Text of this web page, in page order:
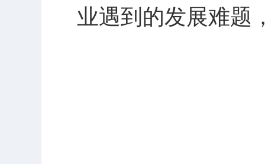
业遇到的发展难题